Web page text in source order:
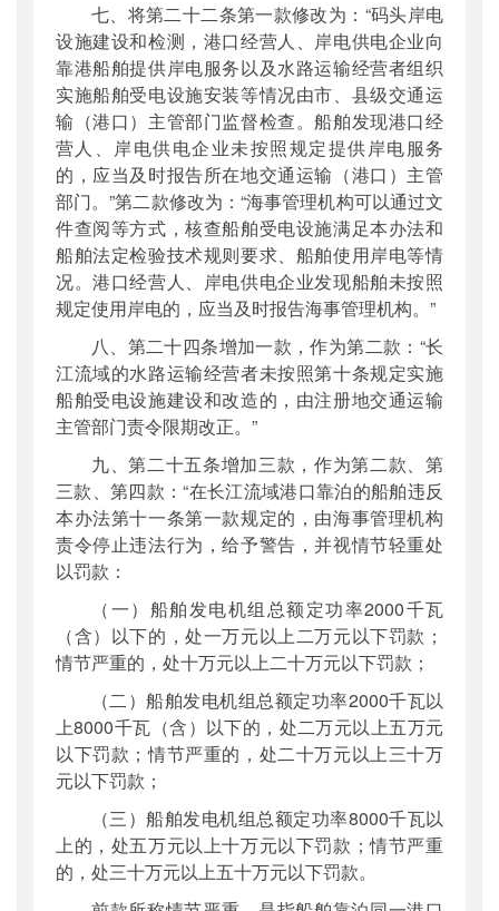
七、将第二十二条第一款修改为：“码头岸电
设施建设和检测，港口经营人、岸电供电企业向
靠港船舶提供岸电服务以及水路运输经营者组织
实施船舶受电设施安装等情况由市、县级交通运
输（港口）主管部门监督检查。船舶发现港口经
营人、岸电供电企业未按照规定提供岸电服务
的，应当及时报告所在地交通运输（港口）主管
部门。”第二款修改为：“海事管理机构可以通过文
件查阅等方式，核查船舶受电设施满足本办法和
船舶法定检验技术规则要求、船舶使用岸电等情
况。港口经营人、岸电供电企业发现船舶未按照
规定使用岸电的，应当及时报告海事管理机构。”
八、第二十四条增加一款，作为第二款：“长
江流域的水路运输经营者未按照第十条规定实施
船舶受电设施建设和改造的，由注册地交通运输
主管部门责令限期改正。”
九、第二十五条增加三款，作为第二款、第
三款、第四款：“在长江流域港口靠泊的船舶违反
本办法第十一条第一款规定的，由海事管理机构
责令停止违法行为，给予警告，并视情节轻重处
以罚款：
（一）船舶发电机组总额定功率2000千瓦
（含）以下的，处一万元以上二万元以下罚款；
情节严重的，处十万元以上二十万元以下罚款；
（二）船舶发电机组总额定功率2000千瓦以
上8000千瓦（含）以下的，处二万元以上五万元
以下罚款；情节严重的，处二十万元以上三十万
元以下罚款；
（三）船舶发电机组总额定功率8000千瓦以
上的，处五万元以上十万元以下罚款；情节严重
的，处三十万元以上五十万元以下罚款。